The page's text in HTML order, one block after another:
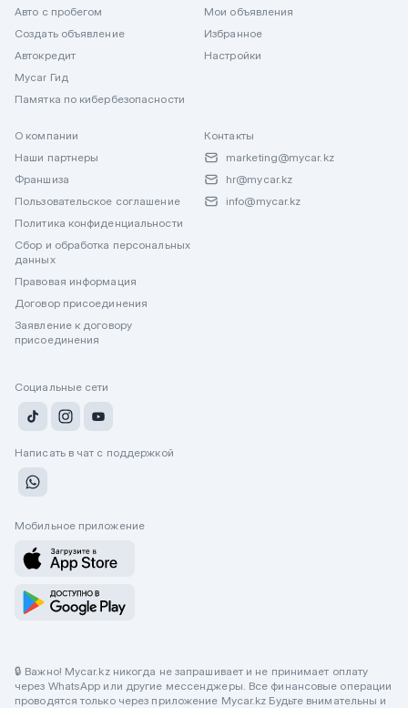
Авто с пробегом
Создать объявление
Автокредит
Mycar Гид
Памятка по кибербезопасности
Мои объявления
Избранное
Настройки
О компании
Наши партнеры
Франшиза
Пользовательское соглашение
Политика конфиденциальности
Сбор и обработка персональных
данных
Правовая информация
Договор присоединения
Заявление к договору
присоединения
Контакты
marketing@mycar.kz
hr@mycar.kz
info@mycar.kz
Социальные сети
Написать в чат с поддержкой
Мобильное приложение
🔒 Важно! Mycar.kz никогда не запрашивает и не принимает оплату
через WhatsApp или другие мессенджеры. Все финансовые операции
проводятся только через приложение Mycar.kz Будьте внимательны и